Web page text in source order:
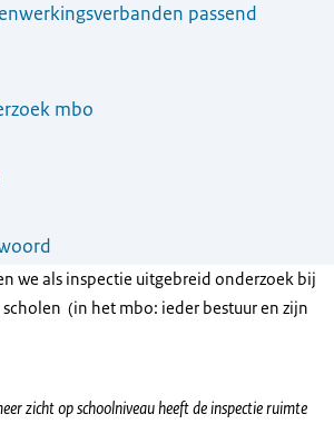
passend
mbo
we als inspectie uitgebreid onderzoek bij
(in het mbo: ieder bestuur en zijn
zicht op schoolniveau heeft de inspectie ruimte